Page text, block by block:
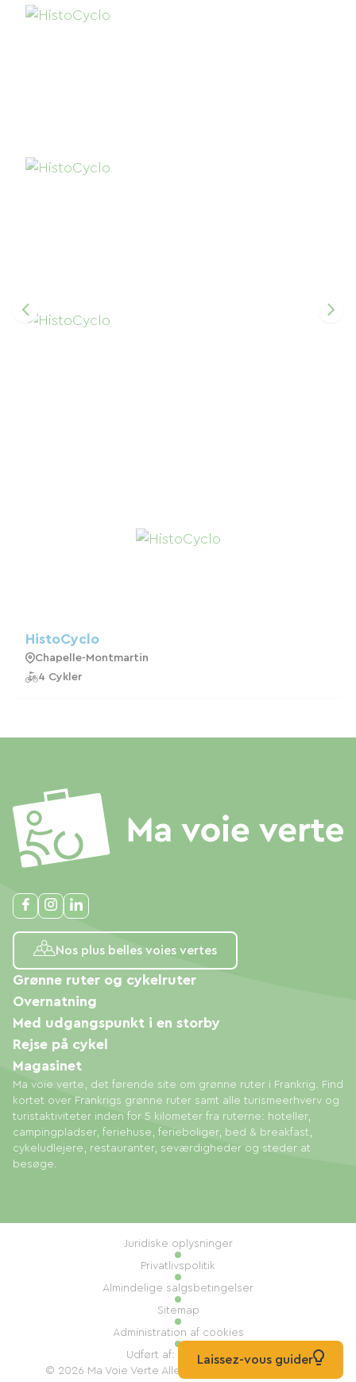
HistoCyclo
Chapelle-Montmartin
4 Cykler
Nos plus belles voies vertes
Ma voie verte, det førende site om grønne ruter i Frankrig. Find
kortet over Frankrigs grønne ruter samt alle turismeerhverv og
turistaktiviteter inden for 5 kilometer fra ruterne: hoteller,
campingpladser, feriehuse, ferieboliger, bed & breakfast,
cykeludlejere, restauranter, seværdigheder og steder at
besøge.
Grønne ruter og cykelruter
Overnatning
Med udgangspunkt i en storby
Rejse på cykel
Magasinet
© 2026 Ma Voie Verte Alle rettigheder forbeholdes
Juridiske oplysninger
Privatlivspolitik
Almindelige salgsbetingelser
Sitemap
Administration af cookies
Udført af: Mill, PrivasLaissez-vous guider